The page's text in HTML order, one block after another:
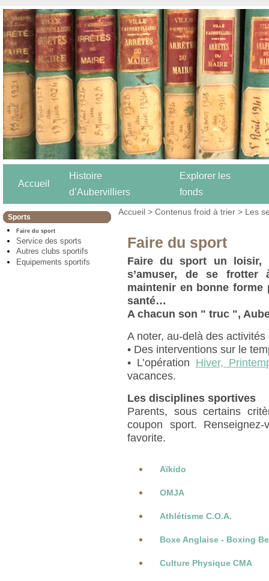
Accueil
Histoire
d’Aubervilliers
Explorer les
fonds
Sports
Faire du sport
Service des sports
Autres clubs sportifs
Equipements sportifs
Accueil >Contenus froid à trier > Les
Faire du sport
Faire du sport un loisir,
s’amuser, de se
maintenir en bonne forme
santé…
A chacun son " truc ",
A noter, au-delà des activités
• Des interventions sur le
• L’opération Hiver,
vacances.
Les disciplines sportives
Parents, sous certains
coupon sport.
favorite.
Aïkido
OMJA
Athlétisme C.O.A.
Boxe Anglaise - Boxing
Culture Physique CMA